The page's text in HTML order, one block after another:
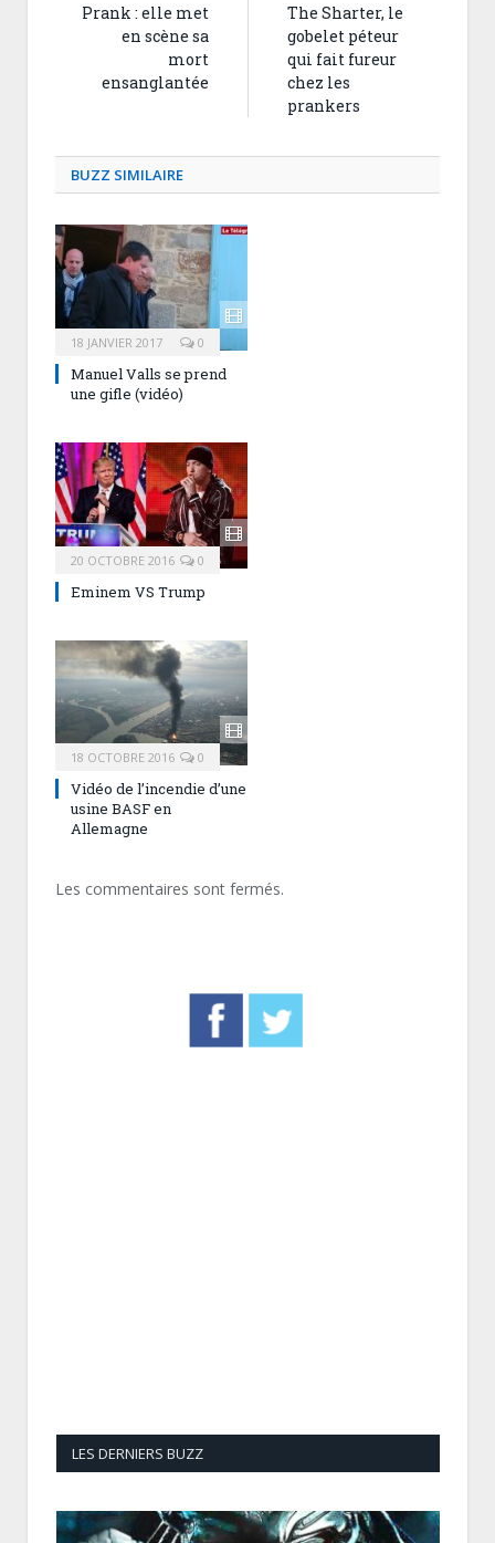
Prank : elle met
en scène sa
mort
ensanglantée
The Sharter, le
gobelet péteur
qui fait fureur
chez les
prankers
BUZZ SIMILAIRE
18 JANVIER 2017 0
Manuel Valls se prend
une gifle (vidéo)
20 OCTOBRE 2016 0
Eminem VS Trump
18 OCTOBRE 2016 0
Vidéo de l’incendie d’une
usine BASF en
Allemagne
Les commentaires sont fermés.
LES DERNIERS BUZZ